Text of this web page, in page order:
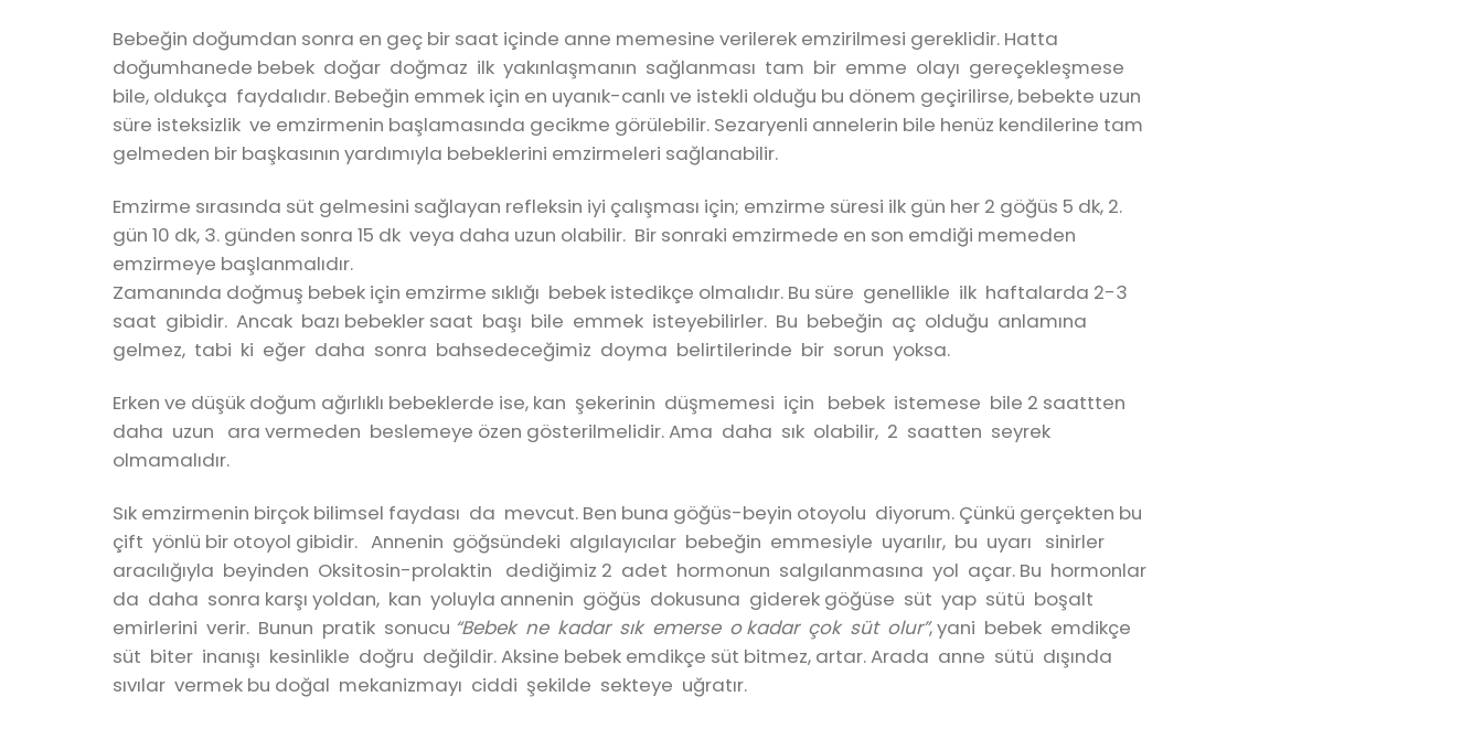
Bebeğin doğumdan sonra en geç bir saat içinde anne memesine verilerek emzirilmesi gereklidir. Hatta
doğumhanede bebek doğar doğmaz ilk yakınlaşmanın sağlanması tam bir emme olayı gereçekleşmese
bile, oldukça faydalıdır. Bebeğin emmek için en uyanık-canlı ve istekli olduğu bu dönem geçirilirse, bebekte uzun
süre isteksizlik ve emzirmenin başlamasında gecikme görülebilir. Sezaryenli annelerin bile henüz kendilerine tam
gelmeden bir başkasının yardımıyla bebeklerini emzirmeleri sağlanabilir.
Emzirme sırasında süt gelmesini sağlayan refleksin iyi çalışması için; emzirme süresi ilk gün her 2 göğüs 5 dk, 2.
gün 10 dk, 3. günden sonra 15 dk veya daha uzun olabilir. Bir sonraki emzirmede en son emdiği memeden
emzirmeye başlanmalıdır.
Zamanında doğmuş bebek için emzirme sıklığı bebek istedikçe olmalıdır. Bu süre genellikle ilk haftalarda 2-3
saat gibidir. Ancak bazı bebekler saat başı bile emmek isteyebilirler. Bu bebeğin aç olduğu anlamına
gelmez, tabi ki eğer daha sonra bahsedeceğimiz doyma belirtilerinde bir sorun yoksa.
Erken ve düşük doğum ağırlıklı bebeklerde ise, kan şekerinin düşmemesi için bebek istemese bile 2 saattten
daha uzun ara vermeden beslemeye özen gösterilmelidir. Ama daha sık olabilir, 2 saatten seyrek
olmamalıdır.
Sık emzirmenin birçok bilimsel faydası da mevcut. Ben buna göğüs-beyin otoyolu diyorum. Çünkü gerçekten bu
çift yönlü bir otoyol gibidir. Annenin göğsündeki algılayıcılar bebeğin emmesiyle uyarılır, bu uyarı sinirler
aracılığıyla beyinden Oksitosin-prolaktin dediğimiz 2 adet hormonun salgılanmasına yol açar. Bu hormonlar
da daha sonra karşı yoldan, kan yoluyla annenin göğüs dokusuna giderek göğüse süt yap sütü boşalt
emirlerini verir. Bunun pratik sonucu “Bebek ne kadar sık emerse o kadar çok süt olur”, yani bebek emdikçe
süt biter inanışı kesinlikle doğru değildir. Aksine bebek emdikçe süt bitmez, artar. Arada anne sütü dışında
sıvılar vermek bu doğal mekanizmayı ciddi şekilde sekteye uğratır.